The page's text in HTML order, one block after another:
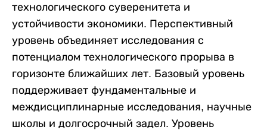
технологического суверенитета и
устойчивости экономики. Перспективный
уровень объединяет исследования с
потенциалом технологического прорыва в
горизонте ближайших лет. Базовый уровень
поддерживает фундаментальные и
междисциплинарные исследования, научные
школы и долгосрочный задел. Уровень